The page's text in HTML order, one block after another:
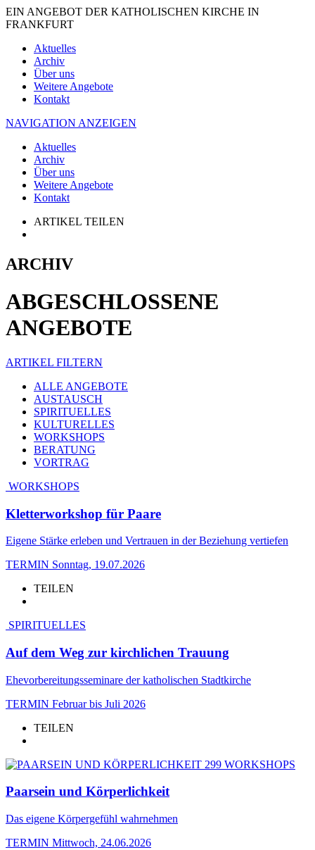
EIN ANGEBOT DER KATHOLISCHEN KIRCHE IN
FRANKFURT
Aktuelles
Archiv
Über uns
Weitere Angebote
Kontakt
NAVIGATION ANZEIGEN
Aktuelles
Archiv
Über uns
Weitere Angebote
Kontakt
ARTIKEL TEILEN
ARCHIV
ABGESCHLOSSENE
ANGEBOTE
ARTIKEL FILTERN
ALLE ANGEBOTE
AUSTAUSCH
SPIRITUELLES
KULTURELLES
WORKSHOPS
BERATUNG
VORTRAG
WORKSHOPS
Kletterworkshop für Paare
Eigene Stärke erleben und Vertrauen in der Beziehung vertiefen
TERMIN Sonntag, 19.07.2026
TEILEN
SPIRITUELLES
Auf dem Weg zur kirchlichen Trauung
Ehevorbereitungsseminare der katholischen Stadtkirche
TERMIN Februar bis Juli 2026
TEILEN
WORKSHOPS
Paarsein und Körperlichkeit
Das eigene Körpergefühl wahrnehmen
TERMIN Mittwoch, 24.06.2026